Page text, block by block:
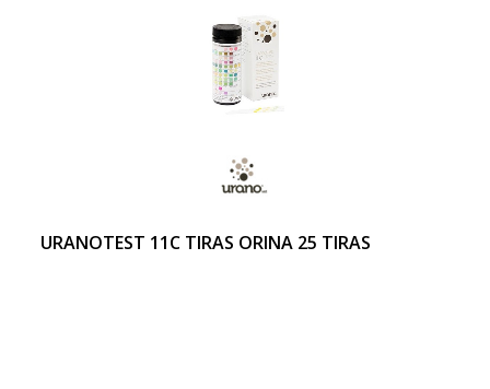
URANOTEST 11C TIRAS ORINA 25 TIRAS